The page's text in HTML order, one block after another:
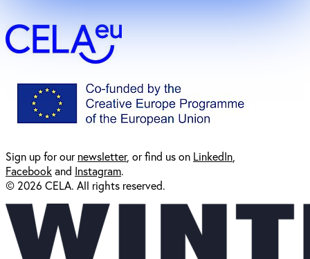
Sign up for ournewsletter, or find us on LinkedIn,
Facebookand Instagram.
© 2026 CELA. All rights reserved.